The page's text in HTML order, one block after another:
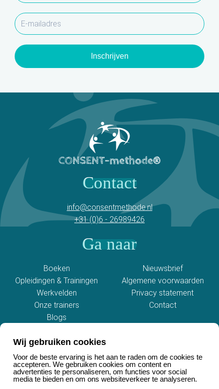
Wij gebruiken cookies
Voor de beste ervaring is het aan te raden om de cookies te
accepteren. We gebruiken cookies om content en
advertenties te personaliseren, om functies voor social
media te bieden en om ons websiteverkeer te analyseren.
Inschrijven
Contact
info@consentmethode.nl
+31 (0)6 - 26989426
Ga naar
Boeken
Opleidingen & Trainingen
Werkvelden
Onze trainers
Blogs
Nieuwsbrief
Algemene voorwaarden
Privacy statement
Contact
Social media